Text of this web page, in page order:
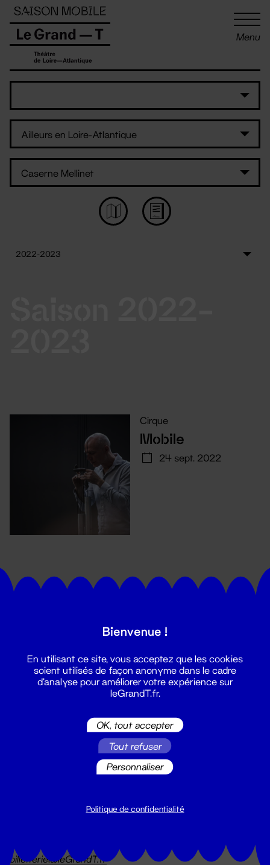
Menu
Cirque
Mobile
24 sept. 2022
Grand T :
billetterie@leGrandT.fr
Panneau de gestion des cookies
Bienvenue !
En utilisant ce site, vous acceptez que les cookies
soient utilisés de façon anonyme dans le cadre
d'analyse pour améliorer votre expérience sur
leGrandT.fr.
OK, tout accepter
Tout refuser
Personnaliser
Politique de confidentialité